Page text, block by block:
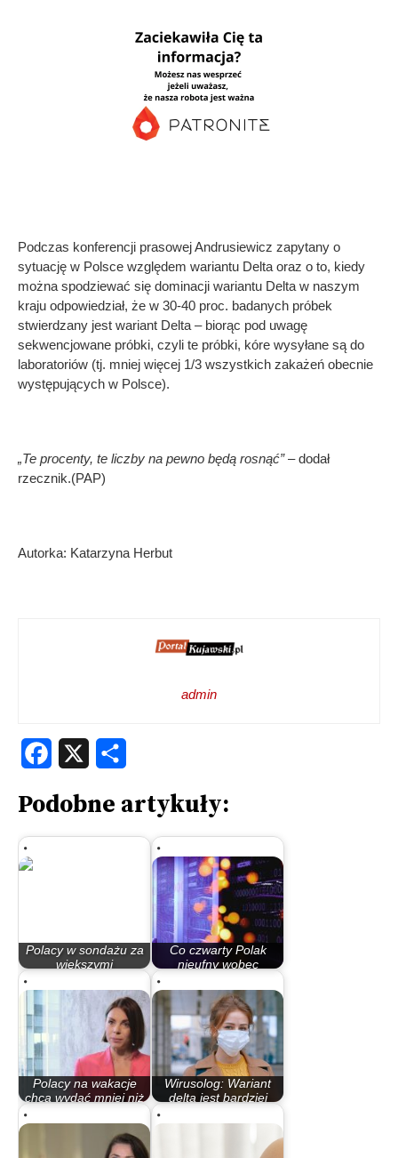
Podczas konferencji prasowej Andrusiewicz zapytany o
sytuację w Polsce względem wariantu Delta oraz o to, kiedy
można spodziewać się dominacji wariantu Delta w naszym
kraju odpowiedział, że w 30-40 proc. badanych próbek
stwierdzany jest wariant Delta – biorąc pod uwagę
sekwencjowane próbki, czyli te próbki, kóre wysyłane są do
laboratoriów (tj. mniej więcej 1/3 wszystkich zakażeń obecnie
występujących w Polsce).
„Te procenty, te liczby na pewno będą rosnąć”– dodał
rzecznik.(PAP)
Autorka: Katarzyna Herbut
admin
Facebook
Podobne artykuły:
Polacy w sondażu za
większymi
ograniczeniami dla…
Co czwarty Polak
nieufny wobec
Polacy na wakacje
chcą wydać mniej niż
Wirusolog: Wariant
delta jest bardziej